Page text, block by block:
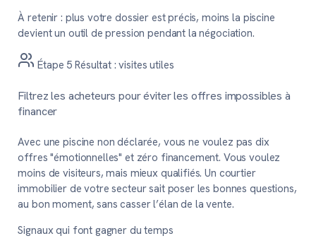
À retenir : plus votre dossier est précis, moins la piscine
devient un outil de pression pendant la négociation.
Étape 5Résultat : visites utiles
Filtrez les acheteurs pour éviter les offres impossibles à
financer
Avec une piscine non déclarée, vous ne voulez pas dix
offres "émotionnelles" et zéro financement. Vous voulez
moins de visiteurs, mais mieux qualifiés. Un courtier
immobilier de votre secteur sait poser les bonnes questions,
au bon moment, sans casser l’élan de la vente.
Signaux qui font gagner du temps